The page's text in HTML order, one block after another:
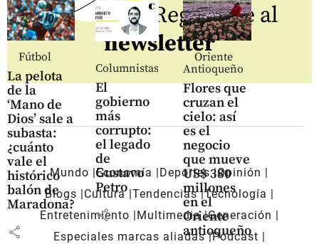
Fútbol
La pelota
de la
‘Mano de
Dios’ sale a
subasta:
¿cuánto
vale el
histórico
balón de
Maradona?
share
Columnistas
El
gobierno
más
corrupto:
el legado
de
Gustavo
Petro
share
Oriente
Antioqueño
Flores que
cruzan el
cielo: así
es el
negocio
que mueve
US$ 380
millones
en el
Oriente
antioqueño
Regístrate al
newsletter
Mundo Economía Deportes Opinión
Blogs
Cultura Tendencias Tecnología
Entretenimiento
Multimedia Generación
Especiales marcas aliadas Pódcast